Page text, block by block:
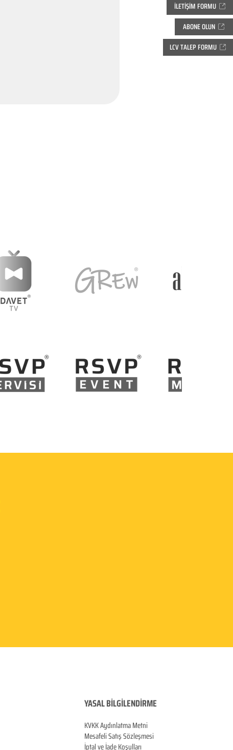
ABONE OLUN
LCV TALEP FORMU
İLETİŞİM FORMU
YASAL BİLGİLENDİRME
KVKK AydınlatmaMetni
Mesafeli Satış Sözleşmesi
İptal ve İade Koşulları